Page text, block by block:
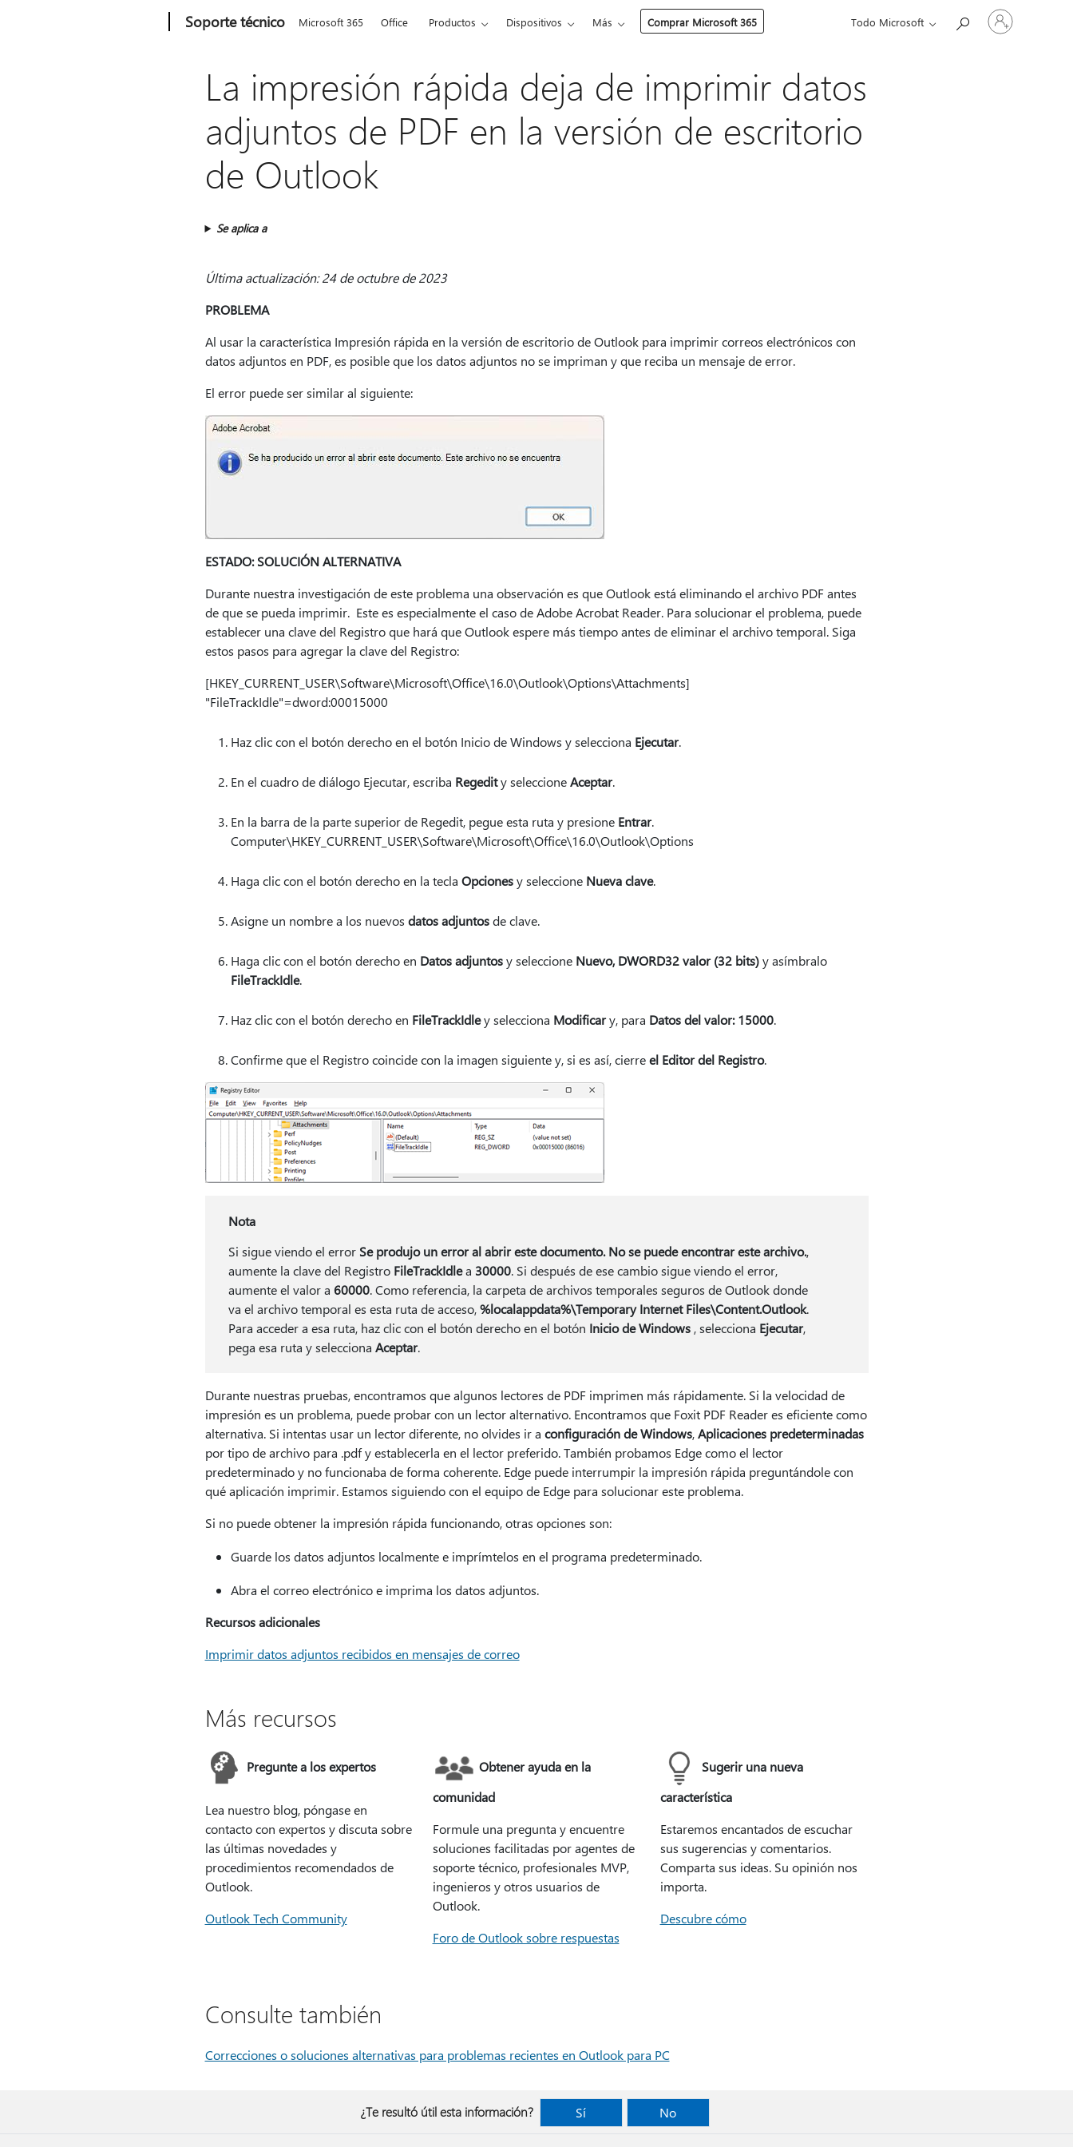
Soporte técnico Microsoft 365 Office Productos Dispositivos Más Comprar Microsoft 365 Todo Microsoft
Iniciar
sesión
La impresión rápida deja de imprimir datos
adjuntos de PDF en la versión de escritorio
de Outlook
Se aplica a
Última actualización: 24 de octubre de 2023
PROBLEMA
Al usar la característica Impresión rápida en la versión de escritorio de Outlook para imprimir correos electrónicos con
datos adjuntos en PDF, es posible que los datos adjuntos no se impriman y que reciba un mensaje de error.
El error puede ser similar al siguiente:
ESTADO: SOLUCIÓN ALTERNATIVA
Durante nuestra investigación de este problema una observación es que Outlook está eliminando el archivo PDF antes
de que se pueda imprimir. Este es especialmente el caso de Adobe Acrobat Reader. Para solucionar el problema, puede
establecer una clave del Registro que hará que Outlook espere más tiempo antes de eliminar el archivo temporal. Siga
estos pasos para agregar la clave del Registro:
[HKEY_CURRENT_USER\Software\Microsoft\Office\16.0\Outlook\Options\Attachments]
"FileTrackIdle"=dword:00015000
Haz clic con el botón derecho en el botón Inicio de Windows y selecciona Ejecutar.
En el cuadro de diálogo Ejecutar, escriba Regedity seleccioneAceptar.
En la barra de la parte superior de Regedit, pegue esta ruta y presione Entrar.
Computer\HKEY_CURRENT_USER\Software\Microsoft\Office\16.0\Outlook\Options
Haga clic con el botón derecho en la tecla Opcionesy seleccione Nueva clave.
Asigne un nombre a los nuevos datos adjuntosde clave.
Haga clic con el botón derecho en Datos adjuntosy seleccione Nuevo, DWORD32 valor (32 bits)y asímbralo
FileTrackIdle.
Haz clic con el botón derecho en FileTrackIdley selecciona Modificary, para Datos del valor: 15000.
Confirme que el Registro coincide con la imagen siguiente y, si es así, cierreel Editor del Registro.
Nota
Si sigue viendo el error Se produjo un error al abrir este documento. No se puede encontrar este archivo.,
aumente la clave del Registro FileTrackIdlea 30000. Si después de ese cambio sigue viendo el error,
aumente el valor a 60000. Como referencia, la carpeta de archivos temporales seguros de Outlook donde
va el archivo temporal es esta ruta de acceso,%localappdata%\Temporary Internet Files\Content.Outlook.
Para acceder a esa ruta, haz clic con el botón derecho en el botón Inicio de Windows, selecciona Ejecutar,
pega esa ruta y selecciona Aceptar.
Durante nuestras pruebas, encontramos que algunos lectores de PDF imprimen más rápidamente. Si la velocidad de
impresión es un problema, puede probar con un lector alternativo. Encontramos que Foxit PDF Reader es eficiente como
alternativa. Si intentas usar un lector diferente, no olvides ir a configuración de Windows,Aplicaciones predeterminadas
por tipo de archivo para .pdf y establecerla en el lector preferido. También probamos Edge como el lector
predeterminado y no funcionaba de forma coherente. Edge puede interrumpir la impresión rápida preguntándole con
qué aplicación imprimir. Estamos siguiendo con el equipo de Edge para solucionar este problema.
Si no puede obtener la impresión rápida funcionando, otras opciones son:
Guarde los datos adjuntos localmente e imprímtelos en el programa predeterminado.
Abra el correo electrónico e imprima los datos adjuntos.
Recursos adicionales
Imprimir datos adjuntos recibidos en mensajes de correo
Más recursos
Pregunte a los expertos
Lea nuestro blog, póngase en
contacto con expertos y discuta sobre
las últimas novedades y
procedimientos recomendados de
Outlook.
Outlook Tech Community
Obtener ayuda en la
comunidad
Formule una pregunta y encuentre
soluciones facilitadas por agentes de
soporte técnico, profesionales MVP,
ingenieros y otros usuarios de
Outlook.
Foro de Outlook sobre respuestas
Sugerir una nueva
característica
Estaremos encantados de escuchar
sus sugerencias y comentarios.
Comparta sus ideas. Su opinión nos
importa.
Descubre cómo
Consulte también
Correcciones o soluciones alternativas para problemas recientes en Outlook para PC
¿Te resultó útil esta información? Sí No